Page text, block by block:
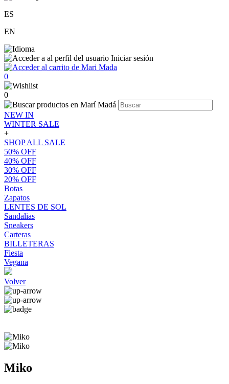
ES
EN
Iniciar sesión
0
0
NEW IN
WINTER SALE
+
SHOP ALL SALE
50% OFF
40% OFF
30% OFF
20% OFF
Botas
Zapatos
LENTES DE SOL
Sandalias
Sneakers
Carteras
BILLETERAS
Fiesta
Vegana
Volver
Miko